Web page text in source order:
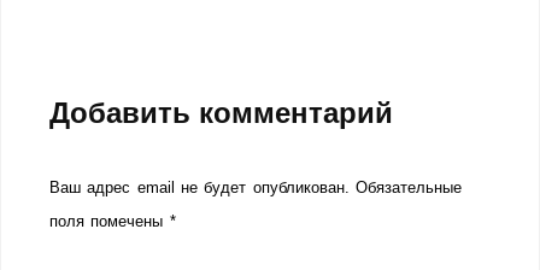
Добавить комментарий
Ваш адрес email не будет опубликован. Обязательные
поля помечены *